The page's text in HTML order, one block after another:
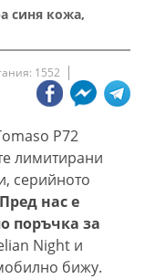
синя кожа,
1552
P72
лимитирани
серийното
Пред нас е
поръчка за
Night и
бижу.